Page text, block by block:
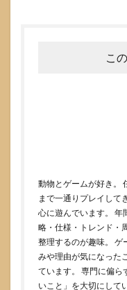
こ
動物とゲームが好き。
まで一通りプレイして
心に遊んでいます。
略・仕様・トレンド・
整理するのが趣味。 ゲ
みや理由が気になった
ています。 専門に偏ら
いこと」を大切にして